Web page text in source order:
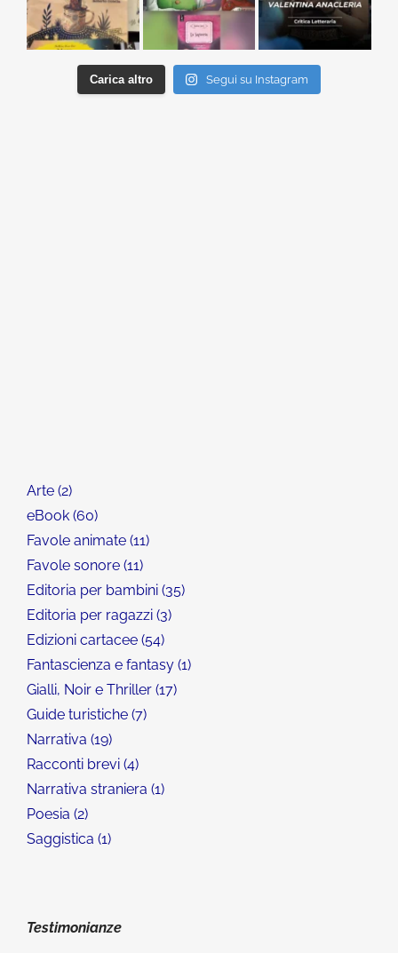
Carica altro Segui su Instagram
Arte 2
eBook 60
Favole animate 11
Favole sonore 11
Editoria per bambini 35
Editoria per ragazzi 3
Edizioni cartacee 54
Fantascienza e fantasy 1
Gialli, Noir e Thriller 17
Guide turistiche 7
Narrativa 19
Racconti brevi 4
Narrativa straniera 1
Poesia 2
Saggistica 1
Testimonianze